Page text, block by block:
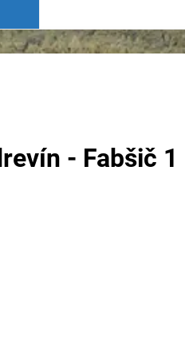
- Fabšič 1